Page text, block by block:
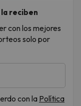
la reciben
con los mejores
solo por
con la Política